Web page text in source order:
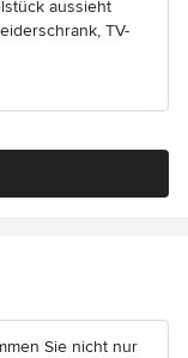
aussieht
TV-
Sie nicht nur